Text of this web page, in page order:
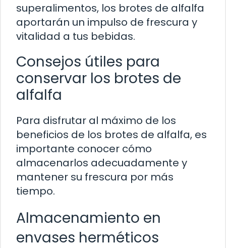
superalimentos, los brotes de alfalfa
aportarán un impulso de frescura y
vitalidad a tus bebidas.
Consejos útiles para
conservar los brotes de
alfalfa
Para disfrutar al máximo de los
beneficios de los brotes de alfalfa, es
importante conocer cómo
almacenarlos adecuadamente y
mantener su frescura por más
tiempo.
Almacenamiento en
envases herméticos